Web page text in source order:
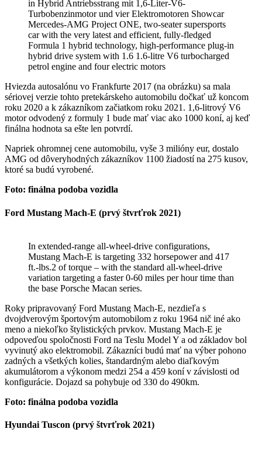
in Hybrid Antriebsstrang mit 1,6-Liter-V6-
Turbobenzinmotor und vier Elektromotoren Showcar
Mercedes-AMG Project ONE, two-seater supersports
car with the very latest and efficient, fully-fledged
Formula 1 hybrid technology, high-performance plug-in
hybrid drive system with 1.6 1.6-litre V6 turbocharged
petrol engine and four electric motors
Hviezda autosalónu vo Frankfurte 2017 (na obrázku) sa mala
sériovej verzie tohto pretekárskeho automobilu dočkať už koncom
roku 2020 a k zákazníkom začiatkom roku 2021. 1,6-litrový V6
motor odvodený z formuly 1 bude mať viac ako 1000 koní, aj keď
finálna hodnota sa ešte len potvrdí.
Napriek ohromnej cene automobilu, vyše 3 milióny eur, dostalo
AMG od dôveryhodných zákazníkov 1100 žiadostí na 275 kusov,
ktoré sa budú vyrobené.
Foto: finálna podoba vozidla
Ford Mustang Mach-E (prvý štvrťrok 2021)
In extended-range all-wheel-drive configurations,
Mustang Mach-E is targeting 332 horsepower and 417
ft.-lbs.2 of torque – with the standard all-wheel-drive
variation targeting a faster 0-60 miles per hour time than
the base Porsche Macan series.
Roky pripravovaný Ford Mustang Mach-E, nezdieľa s
dvojdverovým športovým automobilom z roku 1964 nič iné ako
meno a niekoľko štylistických prvkov. Mustang Mach-E je
odpoveďou spoločnosti Ford na Teslu Model Y a od základov bol
vyvinutý ako elektromobil. Zákazníci budú mať na výber pohono
zadných a všetkých kolies, štandardným alebo diaľkovým
akumulátorom a výkonom medzi 254 a 459 koní v závislosti od
konfigurácie. Dojazd sa pohybuje od 330 do 490km.
Foto: finálna podoba vozidla
Hyundai Tuscon (prvý štvrťrok 2021)